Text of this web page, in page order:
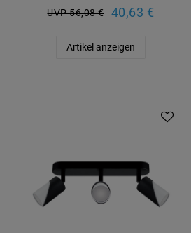
UVP 56,08 € 40,63 €
Artikel anzeigen